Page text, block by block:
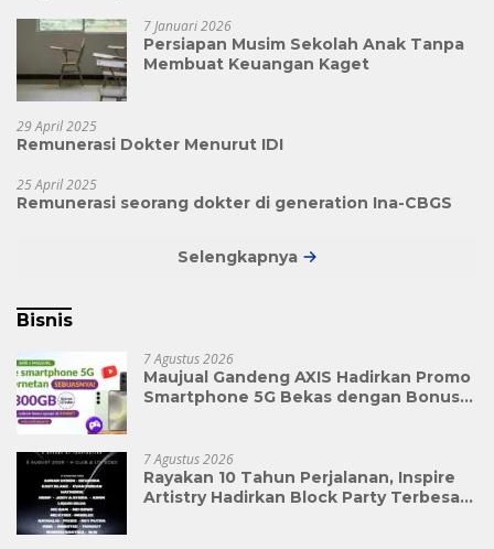
7 Januari 2026
Persiapan Musim Sekolah Anak Tanpa
Membuat Keuangan Kaget
29 April 2025
Remunerasi Dokter Menurut IDI
25 April 2025
Remunerasi seorang dokter di generation Ina-CBGS
Selengkapnya
Bisnis
7 Agustus 2026
Maujual Gandeng AXIS Hadirkan Promo
Smartphone 5G Bekas dengan Bonus
7 Agustus 2026
Rayakan 10 Tahun Perjalanan, Inspire
Artistry Hadirkan Block Party Terbesar